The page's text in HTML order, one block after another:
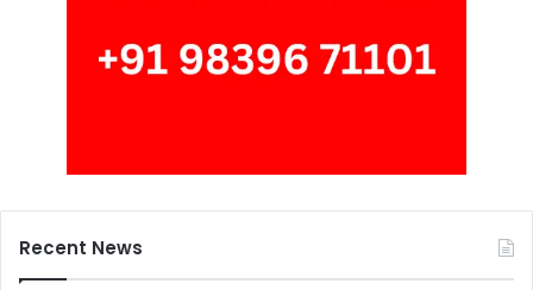
Recent News